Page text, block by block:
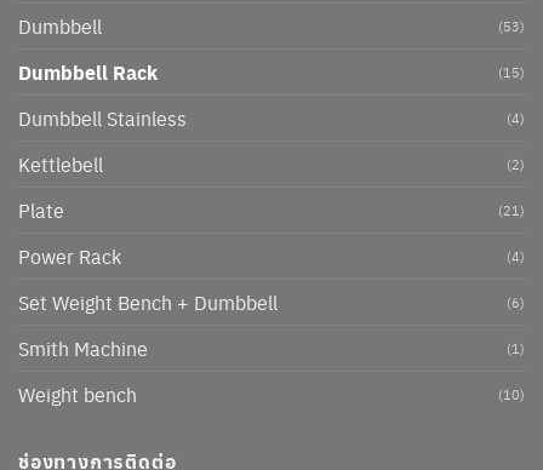
Dumbbell (53)
Dumbbell Rack (15)
Dumbbell Stainless (4)
Kettlebell (2)
Plate (21)
Power Rack (4)
Set Weight Bench + Dumbbell (6)
Smith Machine (1)
Weight bench (10)
ช่องทางการติดต่อ